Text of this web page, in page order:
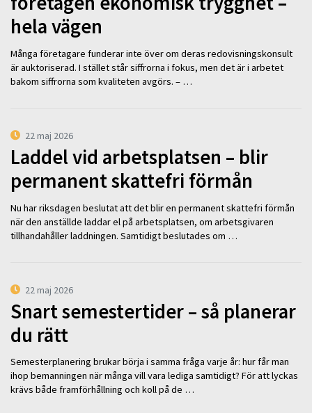
hela vägen
Många företagare funderar inte över om deras redovisningskonsult
är auktoriserad. I stället står siffrorna i fokus, men det är i arbetet
bakom siffrorna som kvaliteten avgörs. – …
22 maj 2026
Laddel vid arbetsplatsen – blir
permanent skattefri förmån
Nu har riksdagen beslutat att det blir en permanent skattefri förmån
när den anställde laddar el på arbetsplatsen, om arbetsgivaren
tillhandahåller laddningen. Samtidigt beslutades om …
22 maj 2026
Snart semestertider – så planerar
du rätt
Semesterplanering brukar börja i samma fråga varje år: hur får man
ihop bemanningen när många vill vara lediga samtidigt? För att lyckas
krävs både framförhållning och koll på de …